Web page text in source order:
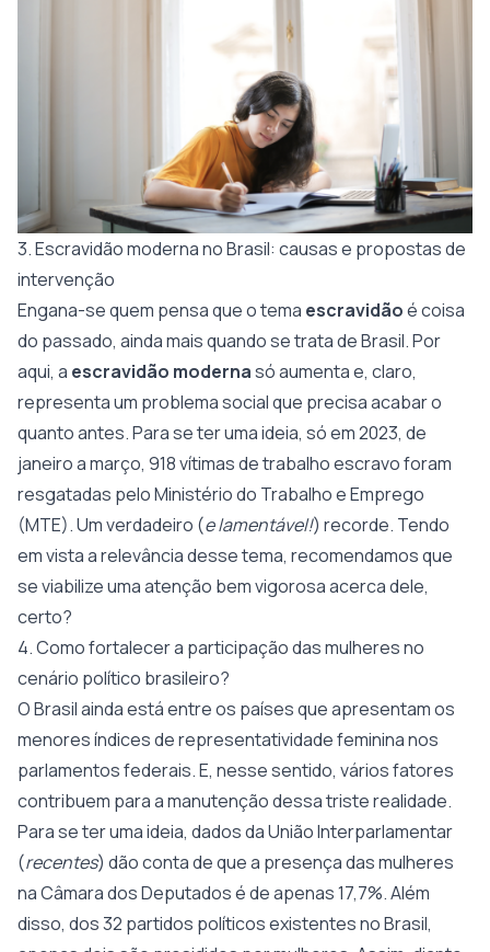
3. Escravidão moderna no Brasil: causas e propostas de
intervenção
Engana-se quem pensa que o tema escravidãoé coisa
do passado, ainda mais quando se trata de Brasil. Por
aqui, a escravidão modernasó aumenta e, claro,
representa um problema social que precisa acabar o
quanto antes. Para se ter uma ideia, só em 2023, de
janeiro a março, 918 vítimas de trabalho escravo foram
resgatadas pelo Ministério do Trabalho e Emprego
(MTE). Um verdadeiro (e lamentável!) recorde. Tendo
em vista a relevância desse tema, recomendamos que
se viabilize uma atenção bem vigorosa acerca dele,
certo?
4. Como fortalecer a participação das mulheres no
cenário político brasileiro?
O Brasil ainda está entre os países que apresentam os
menores índices de representatividade feminina nos
parlamentos federais. E, nesse sentido, vários fatores
contribuem para a manutenção dessa triste realidade.
Para se ter uma ideia, dados da União Interparlamentar
(recentes) dão conta de que a presença das mulheres
na Câmara dos Deputados é de apenas 17,7%. Além
disso, dos 32 partidos políticos existentes no Brasil,